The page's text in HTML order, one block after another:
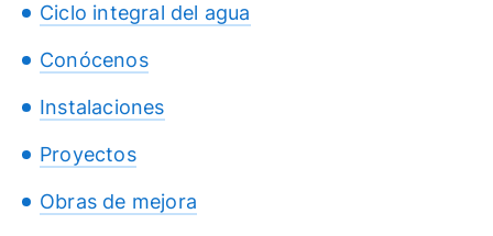
Ciclo integral del agua
Conócenos
Instalaciones
Proyectos
Obras de mejora